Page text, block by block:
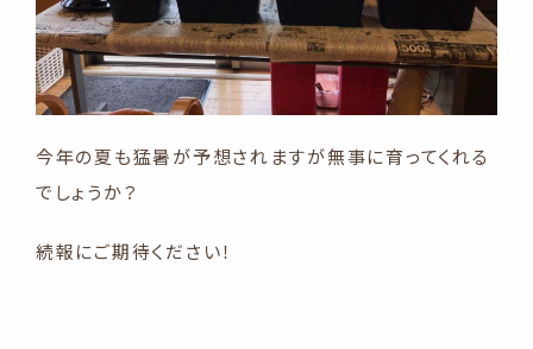
今年の夏も猛暑が予想されますが無事に育ってくれる
でしょうか？
続報にご期待ください！